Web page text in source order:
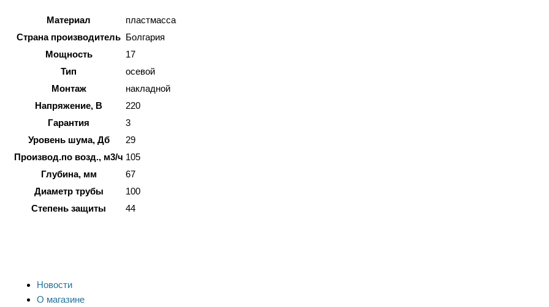
Материал
пластмасса
Страна производитель Болгария
Мощность
17
Тип
осевой
Монтаж
накладной
Напряжение, В
220
Гарантия
3
Уровень шума, Дб
29
Производ.по возд., м3/ч 105
Глубина, мм
67
Диаметр трубы
100
Степень защиты
44
Новости
О магазине